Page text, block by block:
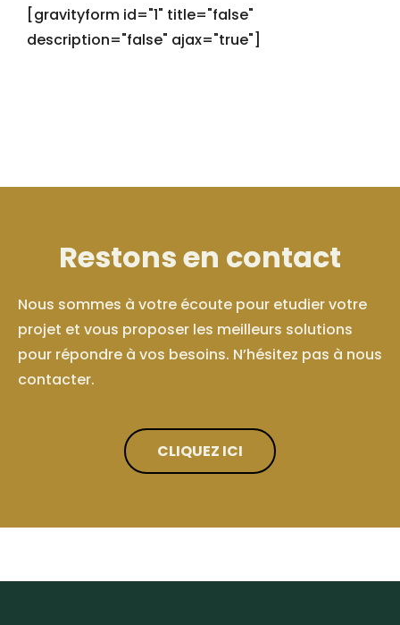
[gravityform id="1" title="false"
description="false" ajax="true"]
Restons en contact
Nous sommes à votre écoute pour etudier votre
projet et vous proposer les meilleurs solutions
pour répondre à vos besoins. N’hésitez pas à nous
contacter.
CLIQUEZ ICI